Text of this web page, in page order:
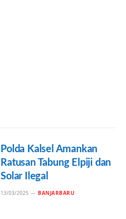
Polda Kalsel Amankan
Ratusan Tabung Elpiji dan
Solar Ilegal
13/03/2025 BANJARBARU